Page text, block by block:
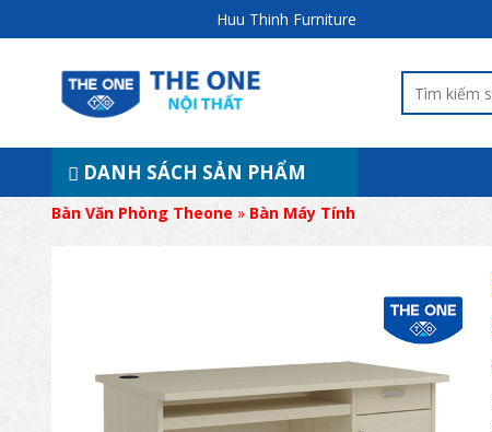
Huu Thinh Furniture
DANH SÁCH SẢN PHẨM
Bàn Văn Phòng Theone » Bàn Máy Tính